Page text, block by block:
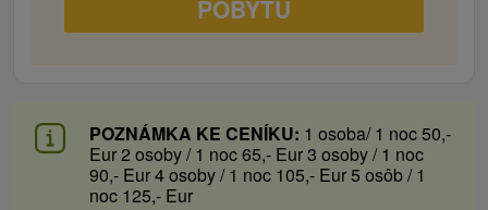
POBYTU
POZNÁMKA KE CENÍKU: 1 osoba/ 1 noc 50,-
Eur 2 osoby / 1 noc 65,- Eur 3 osoby / 1 noc
90,- Eur 4 osoby / 1 noc 105,- Eur 5 osôb / 1
noc 125,- Eur